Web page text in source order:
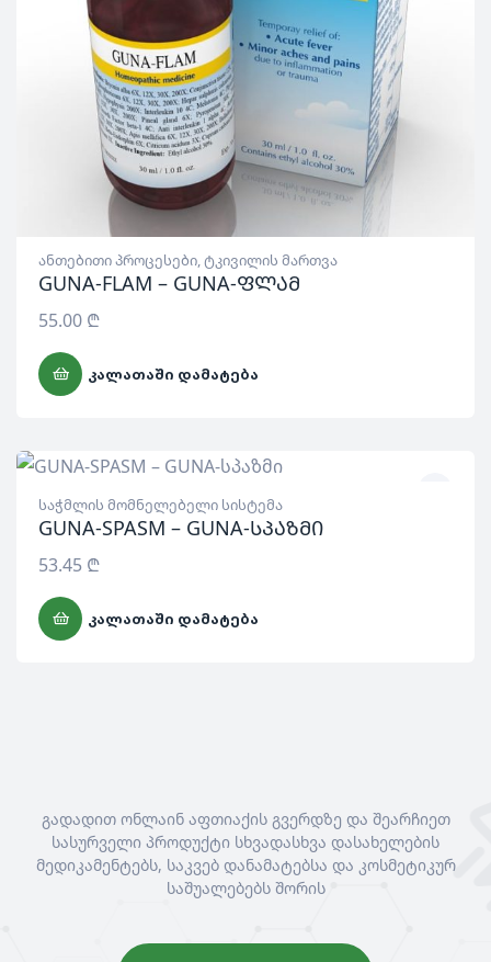
ანთებითი პროცესები,ტკივილის მართვა
GUNA-FLAM – GUNA-ფლამ
55.00 ₾
ᲙᲐᲚᲐᲗᲐᲨᲘ ᲓᲐᲛᲐᲢᲔᲑᲐ
საჭმლის მომნელებელი სისტემა
GUNA-SPASM – GUNA-სპაზმი
53.45 ₾
ᲙᲐᲚᲐᲗᲐᲨᲘ ᲓᲐᲛᲐᲢᲔᲑᲐ
გადადით ონლაინ აფთიაქის გვერდზე და შეარჩიეთ
სასურველი პროდუქტი სხვადასხვა დასახელების
მედიკამენტებს, საკვებ დანამატებსა და კოსმეტიკურ
საშუალებებს შორის